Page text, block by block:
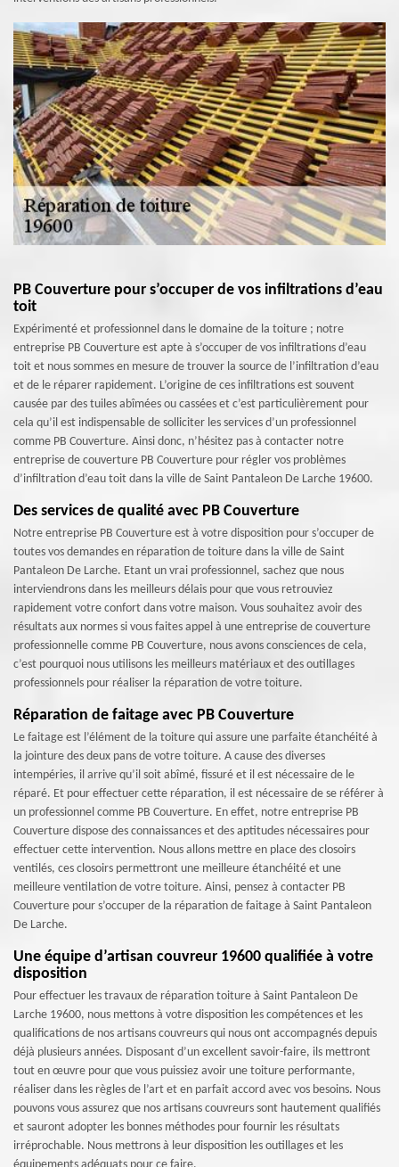
PB Couverture pour s’occuper de vos infiltrations d’eau
toit
Expérimenté et professionnel dans le domaine de la toiture ; notre
entreprise PB Couverture est apte à s’occuper de vos infiltrations d’eau
toit et nous sommes en mesure de trouver la source de l’infiltration d’eau
et de le réparer rapidement. L’origine de ces infiltrations est souvent
causée par des tuiles abîmées ou cassées et c’est particulièrement pour
cela qu’il est indispensable de solliciter les services d’un professionnel
comme PB Couverture. Ainsi donc, n’hésitez pas à contacter notre
entreprise de couverture PB Couverture pour régler vos problèmes
d’infiltration d’eau toit dans la ville de Saint Pantaleon De Larche 19600.
Des services de qualité avec PB Couverture
Notre entreprise PB Couverture est à votre disposition pour s’occuper de
toutes vos demandes en réparation de toiture dans la ville de Saint
Pantaleon De Larche. Etant un vrai professionnel, sachez que nous
interviendrons dans les meilleurs délais pour que vous retrouviez
rapidement votre confort dans votre maison. Vous souhaitez avoir des
résultats aux normes si vous faites appel à une entreprise de couverture
professionnelle comme PB Couverture, nous avons consciences de cela,
c’est pourquoi nous utilisons les meilleurs matériaux et des outillages
professionnels pour réaliser la réparation de votre toiture.
Réparation de faitage avec PB Couverture
Le faitage est l’élément de la toiture qui assure une parfaite étanchéité à
la jointure des deux pans de votre toiture. A cause des diverses
intempéries, il arrive qu’il soit abîmé, fissuré et il est nécessaire de le
réparé. Et pour effectuer cette réparation, il est nécessaire de se référer à
un professionnel comme PB Couverture. En effet, notre entreprise PB
Couverture dispose des connaissances et des aptitudes nécessaires pour
effectuer cette intervention. Nous allons mettre en place des closoirs
ventilés, ces closoirs permettront une meilleure étanchéité et une
meilleure ventilation de votre toiture. Ainsi, pensez à contacter PB
Couverture pour s’occuper de la réparation de faitage à Saint Pantaleon
De Larche.
Une équipe d’artisan couvreur 19600 qualifiée à votre
disposition
Pour effectuer les travaux de réparation toiture à Saint Pantaleon De
Larche 19600, nous mettons à votre disposition les compétences et les
qualifications de nos artisans couvreurs qui nous ont accompagnés depuis
déjà plusieurs années. Disposant d’un excellent savoir-faire, ils mettront
tout en œuvre pour que vous puissiez avoir une toiture performante,
réaliser dans les règles de l’art et en parfait accord avec vos besoins. Nous
pouvons vous assurez que nos artisans couvreurs sont hautement qualifiés
et sauront adopter les bonnes méthodes pour fournir les résultats
irréprochable. Nous mettrons à leur disposition les outillages et les